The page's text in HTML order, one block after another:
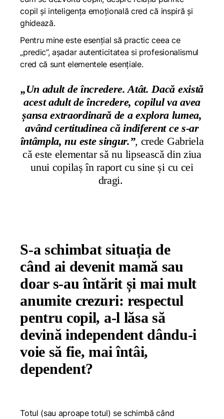
copil și inteligența emoțională cred că inspiră și
ghidează.
Pentru mine este esențial să practic ceea ce
„predic”, așadar autenticitatea si profesionalismul
cred că sunt elementele esențiale.
„Un adult de încredere. Atât. Dacă există
acest adult de încredere, copilul va avea
șansa extraordinară de a explora lumea,
având certitudinea că indiferent ce s-ar
întâmpla, nu este singur.”, crede Gabriela
că este elementar să nu lipsească din ziua
unui copilaș în raport cu sine și cu cei
dragi.
S-a schimbat situația de
când ai devenit mamă sau
doar s-au întărit și mai mult
anumite crezuri: respectul
pentru copil, a-l lăsa să
devină independent dându-i
voie să fie, mai întâi,
dependent?
Totul (sau aproape totul) se schimbă când